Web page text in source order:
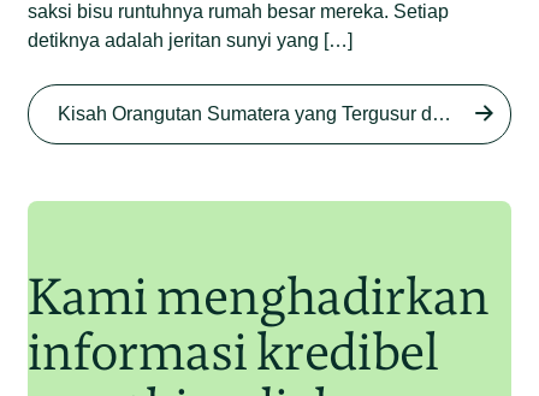
Sumatera di Rawa Tripa
Junaidi Hanafiah 27 Agu 2025
Begini Modus Perburuan
saksi bisu runtuhnya rumah besar mereka. Setiap
detiknya adalah jeritan sunyi yang […]
Kisah Orangutan Sumatera yang Tergusur dari Rumah Sendiri series
Kami menghadirkan
informasi kredibel